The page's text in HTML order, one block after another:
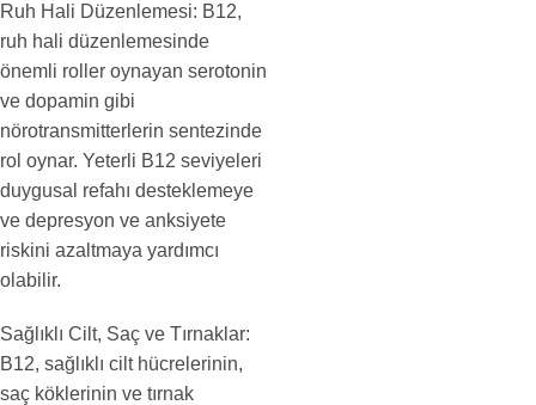
Ruh Hali Düzenlemesi: B12,
ruh hali düzenlemesinde
önemli roller oynayan serotonin
ve dopamin gibi
nörotransmitterlerin sentezinde
rol oynar. Yeterli B12 seviyeleri
duygusal refahı desteklemeye
ve depresyon ve anksiyete
riskini azaltmaya yardımcı
olabilir.
Sağlıklı Cilt, Saç ve Tırnaklar:
B12, sağlıklı cilt hücrelerinin,
saç köklerinin ve tırnak